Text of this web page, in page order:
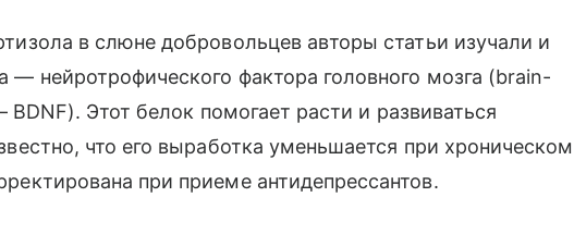
в слюне добровольцев авторы статьи изучали и
— нейротрофического фактора головного мозга (brain-
Этот белок помогает расти и развиваться
что его выработка уменьшается при хроническом
при приеме антидепрессантов.